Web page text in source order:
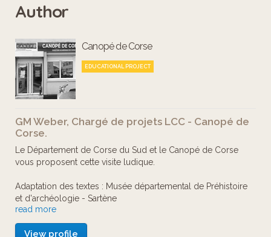
de points possibles en répondant à un
Offert par le Département Corse du
Sud et réalisé par le Canopé de Corse.
Author
Canopé de Corse
EDUCATIONAL PROJECT
GM Weber, Chargé de projets LCC - Canopé de
Corse.
Le Département de Corse du Sud et le Canopé de Corse
vous proposent cette visite ludique.
Adaptation des textes : Musée départemental de Préhistoire
et d'archéologie - Sartène
Traductions :
Anglais : Abigaïl Yardley / Gregory Mitchell
read more
View profile